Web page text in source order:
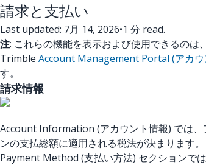
請求と支払い
Last updated: 7月 14, 2026•1 分 read.
注: これらの機能を表示および使用できるのは
Trimble Account Management Portal (アカウ
す。
請求情報
Account Information (アカウント情報) では、
ンの支払総額に適用される税法が決まります。
Payment Method (支払い方法) セクションで